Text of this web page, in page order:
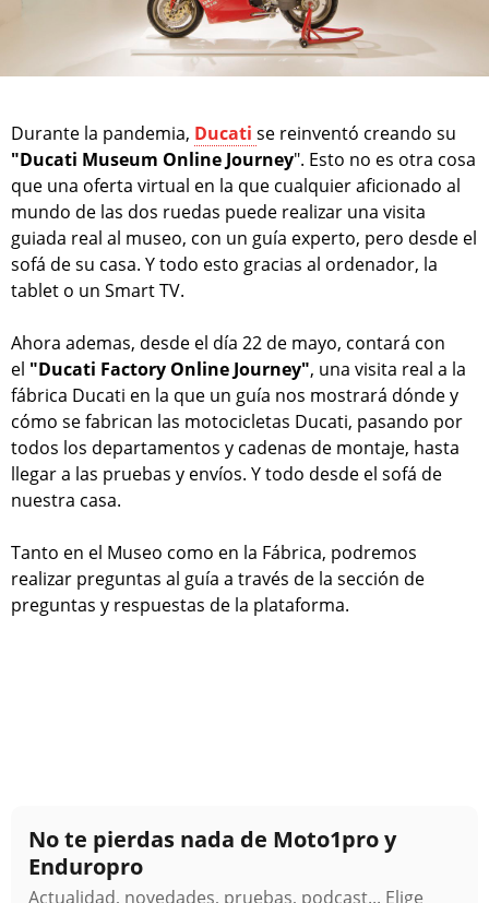
Durante la pandemia, Ducati se reinventó creando su
"Ducati Museum Online Journey". Esto no es otra cosa
que una oferta virtual en la que cualquier aficionado al
mundo de las dos ruedas puede realizar una visita
guiada real al museo, con un guía experto, pero desde el
sofá de su casa. Y todo esto gracias al ordenador, la
tablet o un Smart TV.
Ahora ademas, desde el día 22 de mayo, contará con
el "Ducati Factory Online Journey", una visita real a la
fábrica Ducati en la que un guía nos mostrará dónde y
cómo se fabrican las motocicletas Ducati, pasando por
todos los departamentos y cadenas de montaje, hasta
llegar a las pruebas y envíos. Y todo desde el sofá de
nuestra casa.
Tanto en el Museo como en la Fábrica, podremos
realizar preguntas al guía a través de la sección de
preguntas y respuestas de la plataforma.
No te pierdas nada de Moto1pro y
Enduropro
Actualidad, novedades, pruebas, podcast... Elige